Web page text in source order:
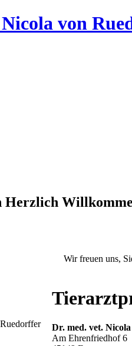
von
Herzlich
Wir freuen uns,
Dr. med. vet.
Am Ehrenfriedhof 6